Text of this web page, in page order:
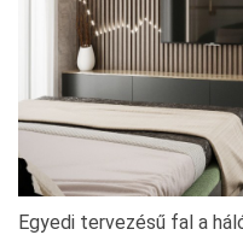
Egyedi tervezésű fal a